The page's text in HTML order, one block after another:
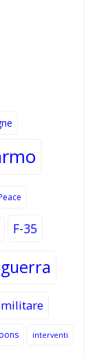
F-35
guerra
interventi